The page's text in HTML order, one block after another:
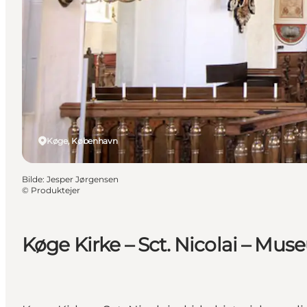
Køge Kirke – Sct. Nicolai –
Køge, København
Bilde: Jesper Jørgensen
© Produktejer